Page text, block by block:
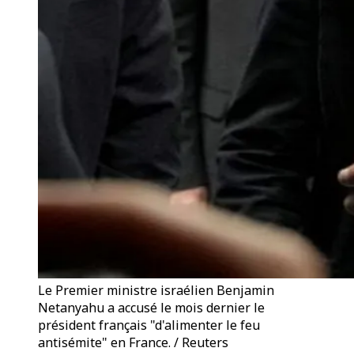
Le Premier ministre israélien Benjamin
Netanyahu a accusé le mois dernier le
président français "d'alimenter le feu
antisémite" en France. / Reuters